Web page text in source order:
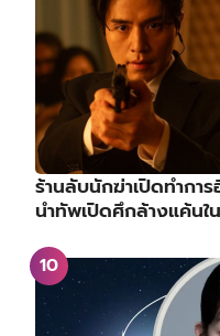
ร้านลับนักฆ่าเปิดทำก
นำทัพเปิดศึกล้างแค้น